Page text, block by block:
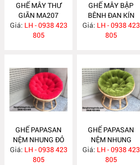
GHẾ MÂY THƯ
GIÃN MA207
Giá: LH - 0938 423
805
GHẾ MÂY BẬP
BÊNH ĐAN KÍN
MA206
Giá: LH - 0938 423
805
GHẾ PAPASAN
NỆM NHUNG ĐỎ
MA182
Giá: LH - 0938 423
805
GHẾ PAPASAN
NỆM NHUNG
XANH MA181
Giá: LH - 0938 423
805